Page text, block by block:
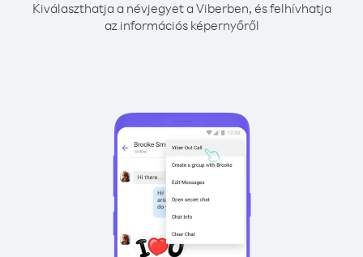
Kiválaszthatja a névjegyet a Viberben, és felhívhatja
az információs képernyőről